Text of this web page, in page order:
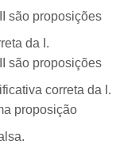
são proposições
da I.
são proposições
correta da I.
proposição